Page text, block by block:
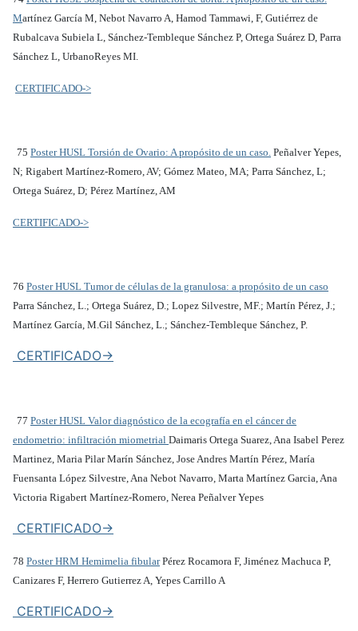
Martínez García M, Nebot Navarro A, Hamod Tammawi, F, Gutiérrez de
Rubalcava Subiela L, Sánchez-Tembleque Sánchez P, Ortega Suárez D, Parra
Sánchez L, UrbanoReyes MI.
CERTIFICADO->
75 Poster HUSL Torsión de Ovario: A propósito de un caso. Peñalver Yepes,
N; Rigabert Martínez-Romero, AV; Gómez Mateo, MA; Parra Sánchez, L;
Ortega Suárez, D; Pérez Martínez, AM
CERTIFICADO->
76 Poster HUSL Tumor de células de la granulosa: a propósito de un caso
Parra Sánchez, L.; Ortega Suárez, D.; Lopez Silvestre, MF.; Martín Pérez, J.;
Martínez García, M.Gil Sánchez, L.; Sánchez-Tembleque Sánchez, P.
CERTIFICADO->
77 Poster HUSL Valor diagnóstico de la ecografía en el cáncer de
endometrio: infiltración miometrial Daimaris Ortega Suarez, Ana Isabel Perez
Martinez, Maria Pilar Marín Sánchez, Jose Andres Martín Pérez, María
Fuensanta López Silvestre, Ana Nebot Navarro, Marta Martínez Garcia, Ana
Victoria Rigabert Martínez-Romero, Nerea Peñalver Yepes
CERTIFICADO->
78 Poster HRM Hemimelia fibularPérez Rocamora F, Jiménez Machuca P,
Canizares F, Herrero Gutierrez A, Yepes Carrillo A
CERTIFICADO->